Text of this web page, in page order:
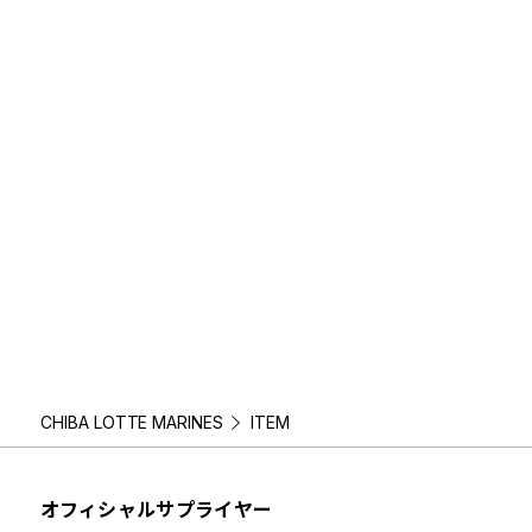
CHIBA LOTTE MARINES ITEM
オフィシャルサプライヤー